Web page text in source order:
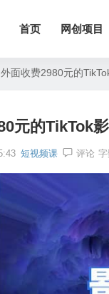
首页 网创项目
外面收费2980元的
元的TikTok
短视频课 评论